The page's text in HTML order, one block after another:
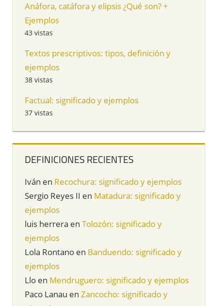
Anáfora, catáfora y elipsis ¿Qué son? +
Ejemplos
43 vistas
Textos prescriptivos: tipos, definición y
ejemplos
38 vistas
Factual: significado y ejemplos
37 vistas
DEFINICIONES RECIENTES
Iván en Recochura: significado y ejemplos
Sergio Reyes II en Matadura: significado y
ejemplos
luis herrera en Tolozón: significado y
ejemplos
Lola Rontano en Banduendo: significado y
ejemplos
Llo en Mendruguero: significado y ejemplos
Paco Lanau en Zancocho: significado y